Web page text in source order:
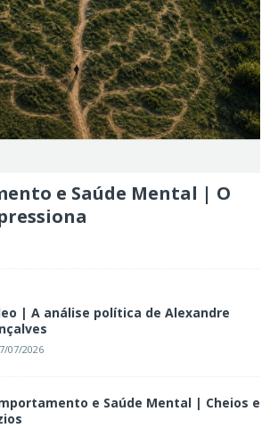
e Saúde Mental | O
| A análise política de Alexandre
07/2026
e Saúde Mental | Cheios e